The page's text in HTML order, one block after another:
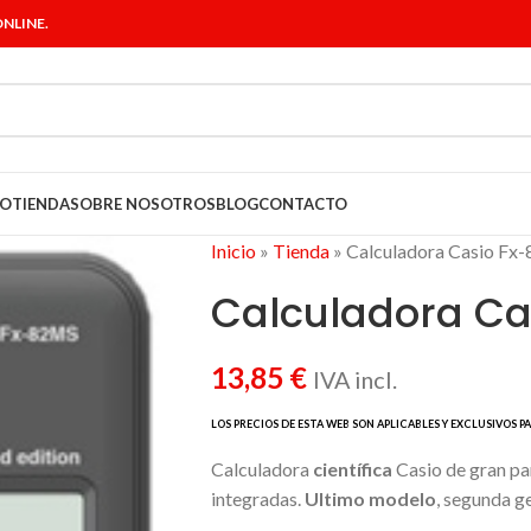
TIENDASOBRE NOSOTROSBLOGCONTACTO
Inicio» Tienda» Calculadora Casio
Calculadora
13,85 € IVA incl.
Calculadora científica Casio de gran
integradas. Ultimo modelo, segunda